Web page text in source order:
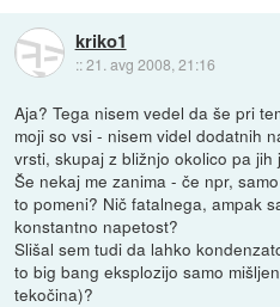
kriko1
::21. avg 2008, 21:16
Aja? Tega nisem vedel da še pri
moji so vsi - nisem videl dodatnih
vrsti, skupaj z bližnjo okolico pa jih
Še nekaj me zanima - če npr,
to pomeni? Nič fatalnega, ampak
konstantno napetost?
Slišal sem tudi da lahko
to big bang eksplozijo samo
tekočina)?